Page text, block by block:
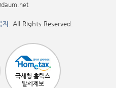
. All Rights Reserved.
국세청 홈택스
탈세제보